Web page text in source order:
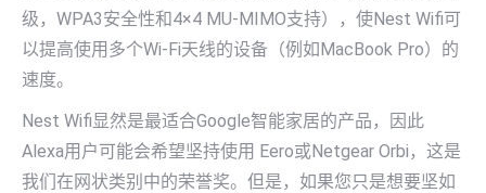
级，WPA3安全性和4×4 MU-MIMO支持），使Nest Wifi可
以提高使用多个Wi-Fi天线的设备（例如MacBook Pro）的
速度。
Nest Wifi显然是最适合Google智能家居的产品，因此
Alexa用户可能会希望坚持使用 Eero或Netgear Orbi，这是
我们在网状类别中的荣誉奖。但是，如果您只是想要坚如